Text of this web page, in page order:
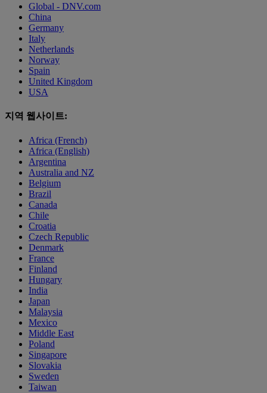
Global - DNV.com
China
Germany
Italy
Netherlands
Norway
Spain
United Kingdom
USA
지역 웹사이트:
Africa (French)
Africa (English)
Argentina
Australia and NZ
Belgium
Brazil
Canada
Chile
Croatia
Czech Republic
Denmark
France
Finland
Hungary
India
Japan
Malaysia
Mexico
Middle East
Poland
Singapore
Slovakia
Sweden
Taiwan